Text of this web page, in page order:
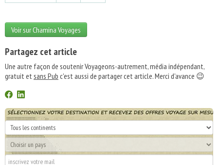
Voir sur Chamina Voyages
Partagez cet article
Une autre façon de soutenir Voyageons-autrement, média indépendant,
gratuit etsans Pub c'est aussi de partager cet article. Merci d'avance 😉